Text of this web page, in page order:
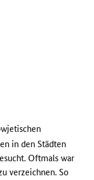
in den Städten
Oftmals war
verzeichnen. So